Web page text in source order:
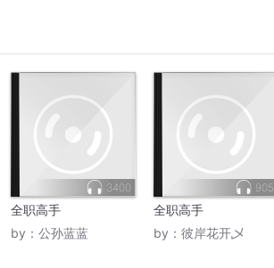
3400
全职高手
by： 公孙蓝蓝
905
全职高手
by： 彼岸花开乄